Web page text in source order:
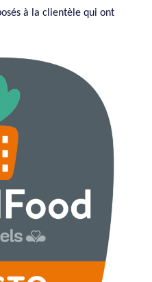
à la clientèle qui ont